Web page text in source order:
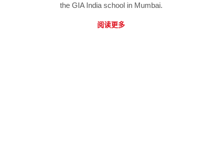
the GIA India school in Mumbai.
阅读更多